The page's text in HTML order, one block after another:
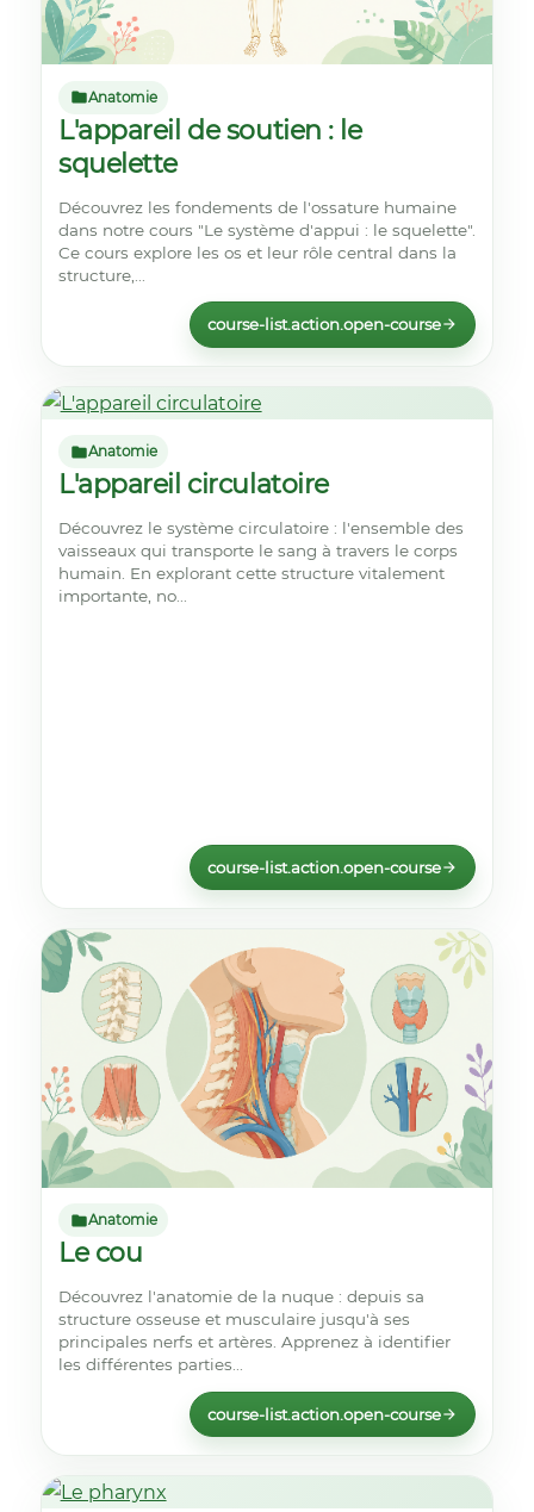
Anatomie
L'appareil de soutien : le
squelette
Découvrez les fondements de l'ossature humaine
dans notre cours "Le système d'appui : le squelette".
Ce cours explore les os et leur rôle central dans la
structure,...
course-list.action.open-course
Anatomie
L'appareil circulatoire
Découvrez le système circulatoire : l'ensemble des
vaisseaux qui transporte le sang à travers le corps
humain. En explorant cette structure vitalement
importante, no...
course-list.action.open-course
Anatomie
Le cou
Découvrez l'anatomie de la nuque : depuis sa
structure osseuse et musculaire jusqu'à ses
principales nerfs et artères. Apprenez à identifier
les différentes parties...
course-list.action.open-course